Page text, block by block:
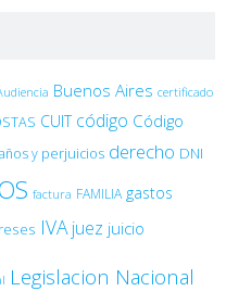
Buenos Aires certificado
CUIT código Código
y perjuicios derecho DNI
factura FAMILIA gastos
IVA juez juicio
Legislacion Nacional